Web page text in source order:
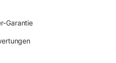
Garantie